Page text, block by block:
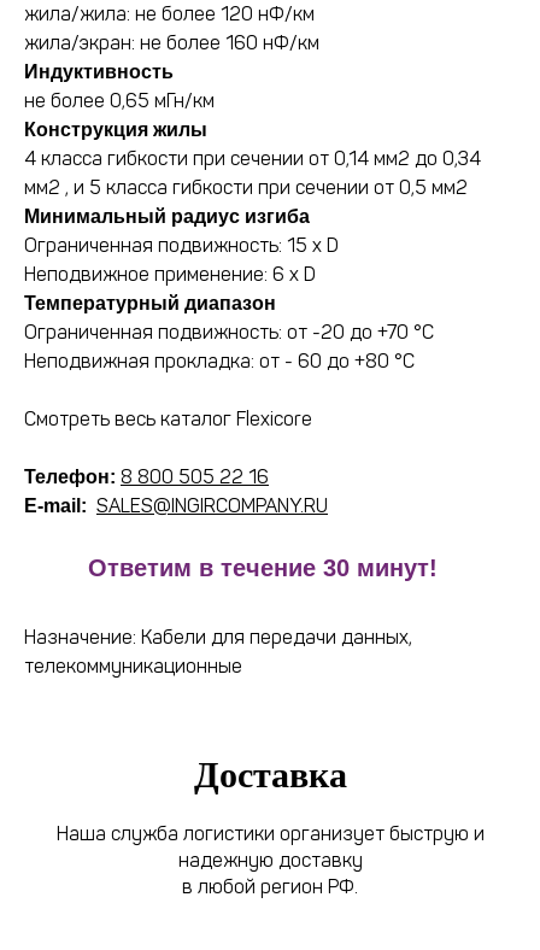
жила/жила: не более 120 нФ/км
жила/экран: не более 160 нФ/км
Индуктивность
не более 0,65 мГн/км
Конструкция жилы
4 класса гибкости при сечении от 0,14 мм2 до 0,34
мм2 , и 5 класса гибкости при сечении от 0,5 мм2
Минимальный радиус изгиба
Ограниченная подвижность: 15 х D
Неподвижное применение: 6 х D
Температурный диапазон
Ограниченная подвижность: от -20 до +70 °C
Неподвижная прокладка: от - 60 до +80 °C
Смотреть весь каталог Flexicore
Телефон: 8 800 505 22 16
E-mail: SALES@INGIRCOMPANY.RU
Ответим в течение 30 минут!
Назначение: Кабели для передачи данных,
телекоммуникационные
Доставка
Наша служба логистики организует быструю и
надежную доставку
в любой регион РФ.